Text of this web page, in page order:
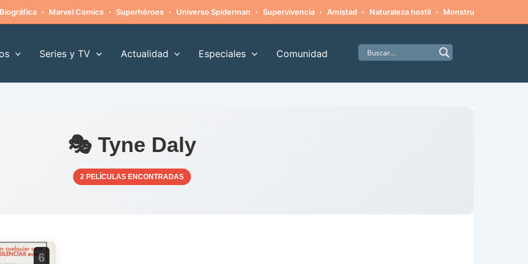
Biográfica · Marvel Comics · Superhéroes · Universo Spiderman · Supervivencia · Amistad · Naturaleza hostil · Monstruos
Series y TV Actualidad Especiales Comunidad
🎭 Tyne Daly
2 PELÍCULAS ENCONTRADAS
6